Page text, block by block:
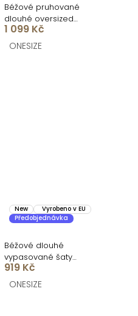
Béžové pruhované
dlouhé oversized
bavlněné maxi košilové
šaty FLARETA
1 099 Kč
ONESIZE
New
Vyrobeno v EU
Předobjednávka
Béžové dlouhé
vypasované šaty
DOROTA na ramínka
919 Kč
ONESIZE